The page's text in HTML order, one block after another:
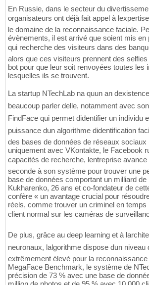
En Russie, dans le secteur du
organisateurs ont déjà fait appel à
le domaine de la reconnaissance faciale.
évènements, il est arrivé que soient mis
qui recherche des visiteurs dans des
alors que ces visiteurs prennent des
bot pour que leur soit renvoyées toutes les
lesquelles ils se trouvent.
La startup NTechLab na quun an
beaucoup parler delle, notamment avec
FindFace qui permet didentifier un individu
puissance dun algorithme didentification
des bases de données de réseaux sociaux
uniquement avec VKontakte, le Facebook
capacités de recherche, lentreprise avance
seconde à son système pour trouver une
base de données comportant un milliard
Kukharenko, 26 ans et co-fondateur de
confère « un avantage crucial pour
réels, comme trouver un criminel en temps
client normal sur les caméras de
De plus, grâce au deep learning et à
neuronaux, lalgorithme dispose dun
extrêmement élevé pour la
MegaFace Benchmark, le système de
précision de 73 % avec une base de